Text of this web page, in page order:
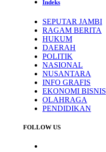
Indeks
SEPUTAR JAMBI
RAGAM BERITA
HUKUM
DAERAH
POLITIK
NASIONAL
NUSANTARA
INFO GRAFIS
EKONOMI BISNIS
OLAHRAGA
PENDIDIKAN
FOLLOW US